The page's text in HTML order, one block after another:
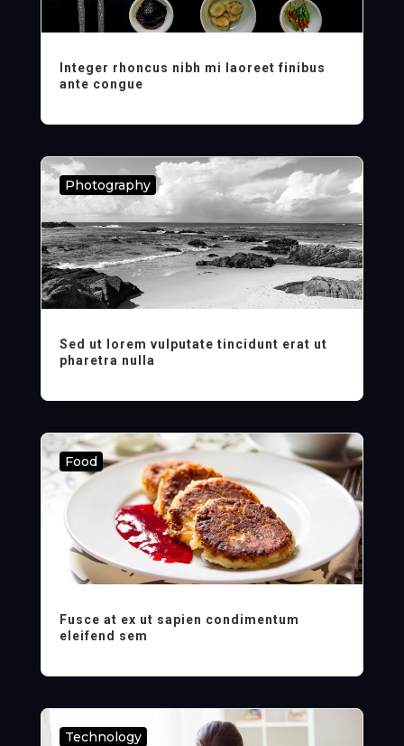
Integer rhoncus nibh mi laoreet finibus
ante congue
Photography
Sed ut lorem vulputate tincidunt erat ut
pharetra nulla
Food
Fusce at ex ut sapien condimentum
eleifend sem
Technology